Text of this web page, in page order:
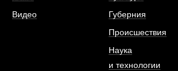
Видео
Губерния
Происшествия
Наука
и технологии